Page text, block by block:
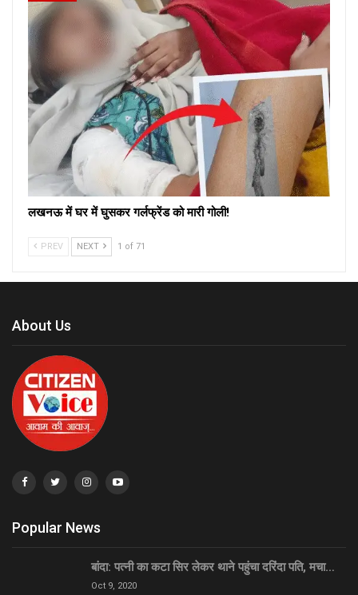
लखनऊ में घर में घुसकर गर्लफ्रेंड को मारी गोली!
PREV NEXT 1 of 71
About Us
Popular News
बांदा: पत्नी का कटा सिर लेकर थाने पहुंचा दरिंदा पति, मचा…
Oct 9, 2020